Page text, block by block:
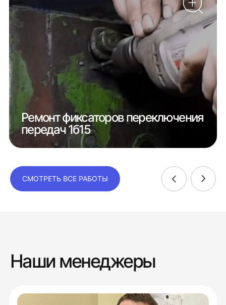
Ремонт фиксаторов переключения
передач 1б15
СМОТРЕТЬ ВСЕ РАБОТЫ
Наши менеджеры